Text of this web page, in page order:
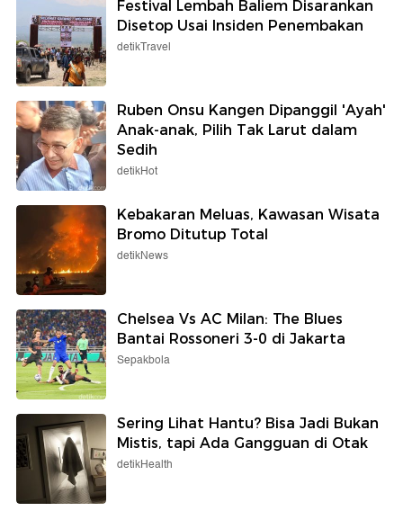
Festival Lembah Baliem Disarankan
Disetop Usai Insiden Penembakan
detikTravel
Ruben Onsu Kangen Dipanggil 'Ayah'
Anak-anak, Pilih Tak Larut dalam
Sedih
detikHot
Kebakaran Meluas, Kawasan Wisata
Bromo Ditutup Total
detikNews
Chelsea Vs AC Milan: The Blues
Bantai Rossoneri 3-0 di Jakarta
Sepakbola
Sering Lihat Hantu? Bisa Jadi Bukan
Mistis, tapi Ada Gangguan di Otak
detikHealth